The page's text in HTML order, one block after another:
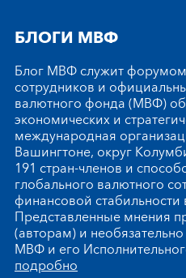
БЛОГИ МВФ
Блог МВФ служит
сотрудников и
валютного фонда (МВФ) об
экономических и
международная
Вашингтоне, округ
191 стран-членов и
глобального валютного
финансовой
Представленные мнения
(авторам) и
МВФ и его
подробно